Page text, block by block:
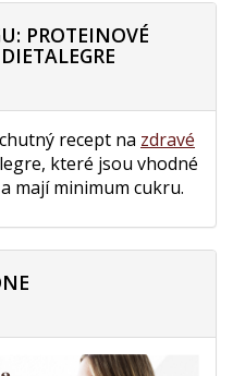
PROTEINOVÉ
recept na zdravé
které jsou vhodné
mají minimum cukru.